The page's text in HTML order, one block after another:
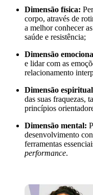
Dimensão física:
corpo, através de
a melhor conhecer
saúde e resistência;
Dimensão
e lidar com as
relacionamento
Dimensão
das suas fraquezas,
princípios
Dimensão mental:
desenvolvimento
ferramentas
performance.